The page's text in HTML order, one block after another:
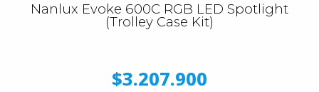
Nanlux Evoke 600C RGB LED Spotlight
(Trolley Case Kit)
$3.207.900